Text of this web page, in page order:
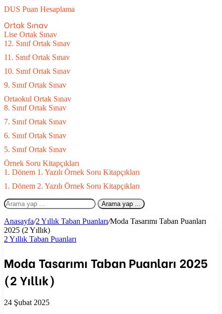
DUS Puan Hesaplama
Ortak Sınav
Lise Ortak Sınav
12. Sınıf Ortak Sınav
11. Sınıf Ortak Sınav
10. Sınıf Ortak Sınav
9. Sınıf Ortak Sınav
Ortaokul Ortak Sınav
8. Sınıf Ortak Sınav
7. Sınıf Ortak Sınav
6. Sınıf Ortak Sınav
5. Sınıf Ortak Sınav
Örnek Soru Kitapçıkları
1. Dönem 1. Yazılı Örnek Soru Kitapçıkları
1. Dönem 2. Yazılı Örnek Soru Kitapçıkları
Arama yap ...
Anasayfa/2 Yıllık Taban Puanları/Moda Tasarımı Taban Puanları
2025 (2 Yıllık)
2 Yıllık Taban Puanları
Moda Tasarımı Taban Puanları 2025
(2 Yıllık)
24 Şubat 2025